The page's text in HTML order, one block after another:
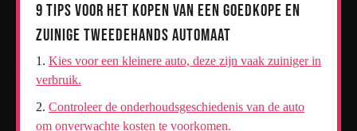
9 Tips voor het Kopen van een Goedkope en
Zuinige Tweedehands Automaat
Kies voor een kleinere auto, deze zijn vaak zuiniger in
verbruik.
Controleer de onderhoudsgeschiedenis van de auto
om onverwachte kosten te voorkomen.